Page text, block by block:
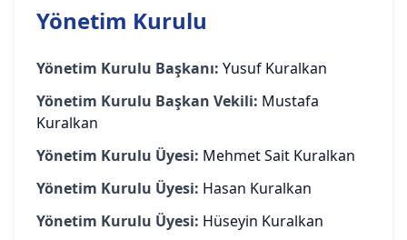
Yönetim Kurulu
Yönetim Kurulu Başkanı: Yusuf Kuralkan
Yönetim Kurulu Başkan Vekili: Mustafa
Kuralkan
Yönetim Kurulu Üyesi: Mehmet Sait Kuralkan
Yönetim Kurulu Üyesi: Hasan Kuralkan
Yönetim Kurulu Üyesi: Hüseyin Kuralkan